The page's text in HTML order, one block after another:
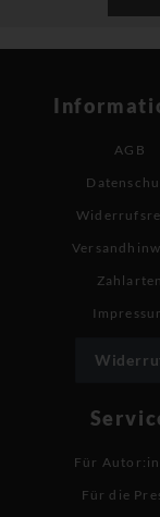
AGB
Zahlarten
Für
Für die